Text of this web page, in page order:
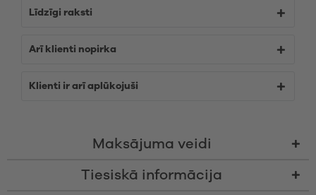
Līdzīgi raksti
Arī klienti nopirka
Klienti ir arī aplūkojuši
Maksājuma veidi
Tiesiskā informācija